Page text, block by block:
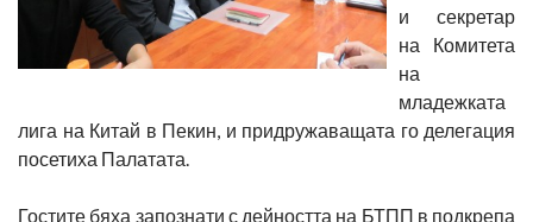
и секретар
на Комитета
на
младежката
лига на Китай в Пекин, и придружаващата го делегация
посетиха Палатата.
Гостите бяха запознати с дейността на БТПП в подкрепа